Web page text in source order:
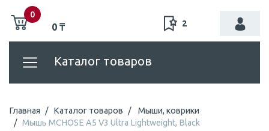
0
0 ₸ 2
Каталог товаров
Главная Каталог товаров
Мыши, коврики
Мышь MCHOSE A5 V3 Ultra Lightweight, Black